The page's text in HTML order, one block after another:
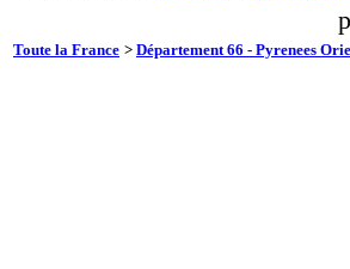
Toute la France > Département 66 - Pyrenees